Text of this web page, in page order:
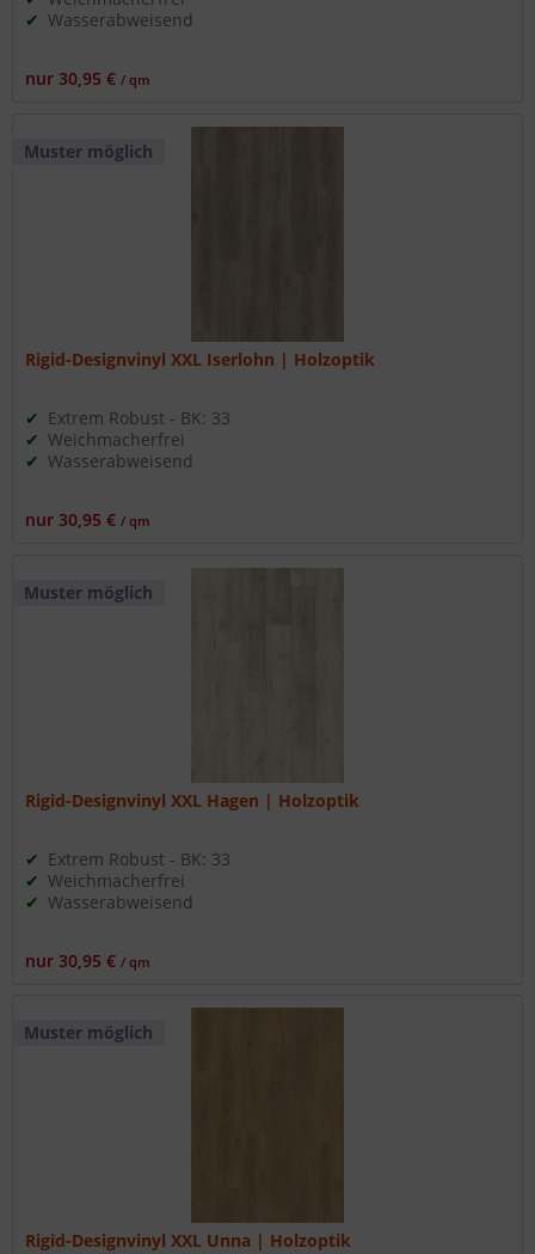
Wasserabweisend
nur 30,95 €/ qm
Muster möglich
Rigid-Designvinyl XXL Iserlohn | Holzoptik
Extrem Robust - BK: 33
Weichmacherfrei
Wasserabweisend
nur 30,95 €/ qm
Muster möglich
Rigid-Designvinyl XXL Hagen | Holzoptik
Extrem Robust - BK: 33
Weichmacherfrei
Wasserabweisend
nur 30,95 €/ qm
Muster möglich
Rigid-Designvinyl XXL Unna | Holzoptik